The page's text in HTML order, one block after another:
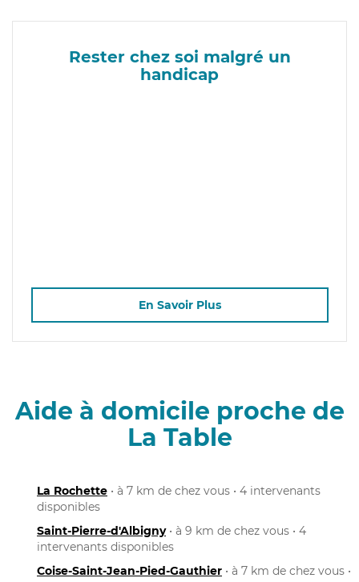
Rester chez soi malgré un
handicap
En Savoir Plus
Aide à domicile proche de
La Table
La Rochette • à 7 km de chez vous • 4 intervenants
disponibles
Saint-Pierre-d'Albigny• à 9 km de chez vous • 4
intervenants disponibles
Coise-Saint-Jean-Pied-Gauthier • à 7 km de chez vous •